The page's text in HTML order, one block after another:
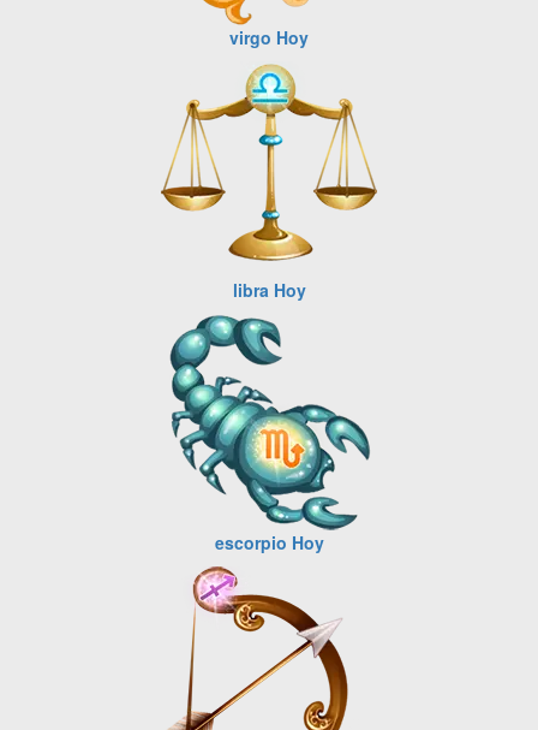
virgo Hoy
libra Hoy
escorpio Hoy